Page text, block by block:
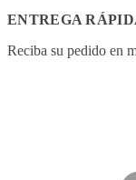
ENTREGA
Reciba su pedido en